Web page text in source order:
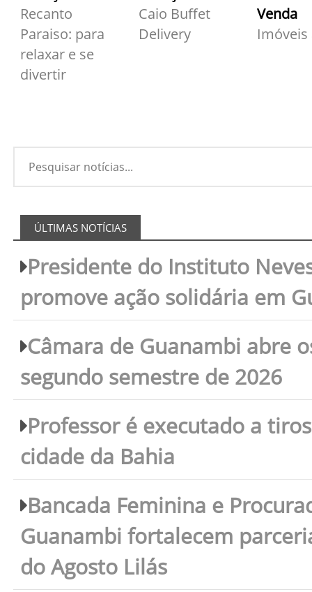
Recanto
Paraiso: para
relaxar e se
divertir
Caio Buffet
Delivery
Venda
Imóveis
ÚLTIMAS NOTÍCIAS
Presidente do Instituto
promove ação solidária em
Câmara de Guanambi abre
segundo semestre de 2026
Professor é executado a
cidade da Bahia
Bancada Feminina e
Guanambi fortalecem
do Agosto Lilás